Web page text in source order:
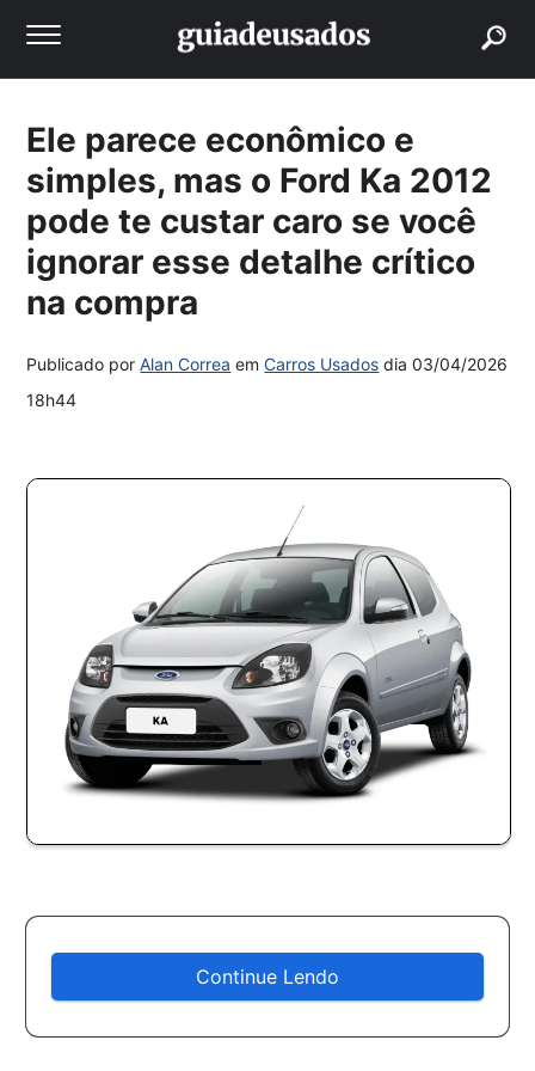
Ele parece econômico e
simples, mas o Ford Ka 2012
pode te custar caro se você
ignorar esse detalhe crítico
na compra
Publicado porAlan Correa emCarros Usados dia03/04/2026
18h44
Continue Lendo